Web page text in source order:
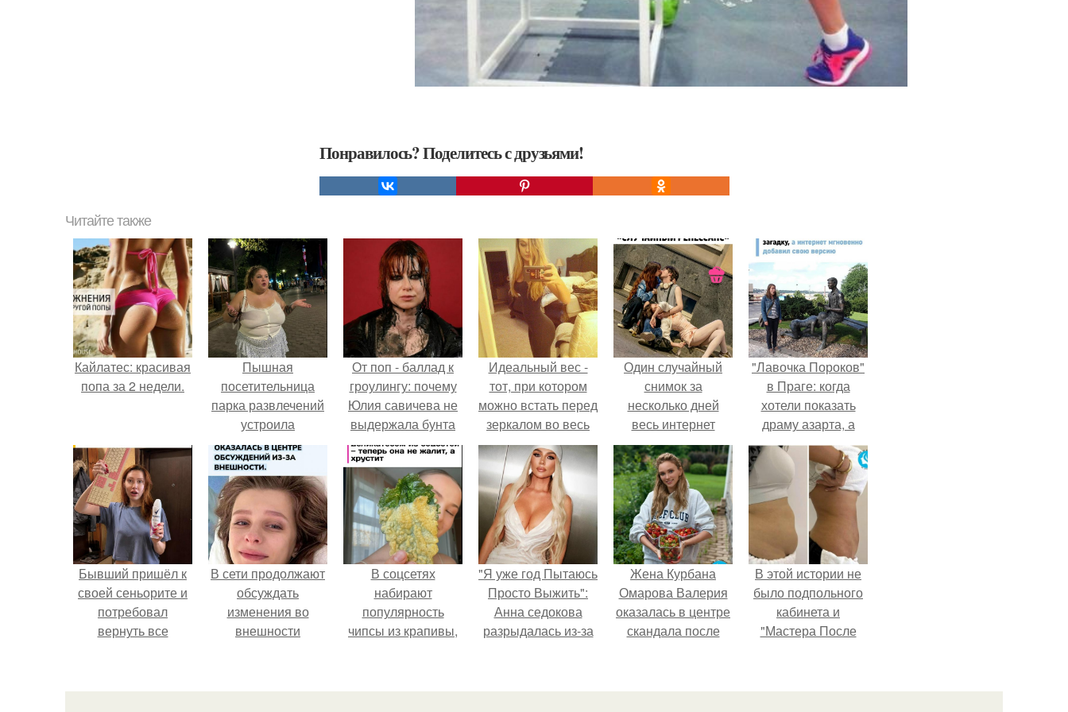
Понравилось? Поделитесь с друзьями!
Читайте также
Кайлатес: красивая
попа за 2 недели.
Пышная
посетительница
парка развлечений
устроила
обсуждение в
соцсетях после
неожиданного
столкновения с
правилами
безопасности.
От поп - баллад к
гроулингу: почему
Юлия савичева не
выдержала бунта
собственной
аудитории.
Идеальный вес -
тот, при котором
можно встать перед
зеркалом во весь
рост, в одном
белье, взглянуть на
себя и восхититься.
Один случайный
снимок за
несколько дней
весь интернет
облетел.
"Лавочка Пороков"
в Праге: когда
хотели показать
драму азарта, а
получился 18+.
Бывший пришёл к
своей сеньорите и
потребовал
вернуть все
В сети продолжают
обсуждать
изменения во
внешности
В соцсетях
набирают
популярность
чипсы из крапивы,
комментариях
"Я уже год Пытаюсь
Просто Выжить":
Анна седокова
разрыдалась из-за
Жена Курбана
Омарова Валерия
оказалась в центре
скандала после
её
В этой истории не
было подпольного
кабинета и
"Мастера После